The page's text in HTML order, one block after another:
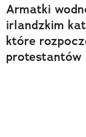
Armatki
irlandzkim
które
protestantów